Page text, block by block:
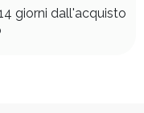
giorni dall'acquisto